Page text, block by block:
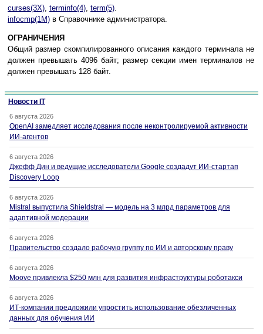
curses(3X), terminfo(4), term(5).
infocmp(1M) в Справочнике администратора.
ОГРАНИЧЕНИЯ
Общий размер скомпилированного описания каждого терминала не
должен превышать 4096 байт; размер секции имен терминалов не
должен превышать 128 байт.
Новости IT
6 августа 2026
OpenAI замедляет исследования после неконтролируемой активности
ИИ-агентов
6 августа 2026
Джефф Дин и ведущие исследователи Google создадут ИИ-стартап
Discovery Loop
6 августа 2026
Mistral выпустила Shieldstral — модель на 3 млрд параметров для
адаптивной модерации
6 августа 2026
Правительство создало рабочую группу по ИИ и авторскому праву
6 августа 2026
Moove привлекла $250 млн для развития инфраструктуры роботакси
6 августа 2026
ИТ-компании предложили упростить использование обезличенных
данных для обучения ИИ